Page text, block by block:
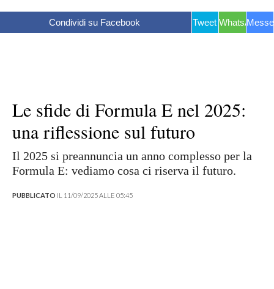
Condividi su Facebook Tweet WhatsApp
Le sfide di Formula E nel 2025:
una riflessione sul futuro
Il 2025 si preannuncia un anno complesso per la
Formula E: vediamo cosa ci riserva il futuro.
PUBBLICATO IL 11/09/2025 ALLE 05:45